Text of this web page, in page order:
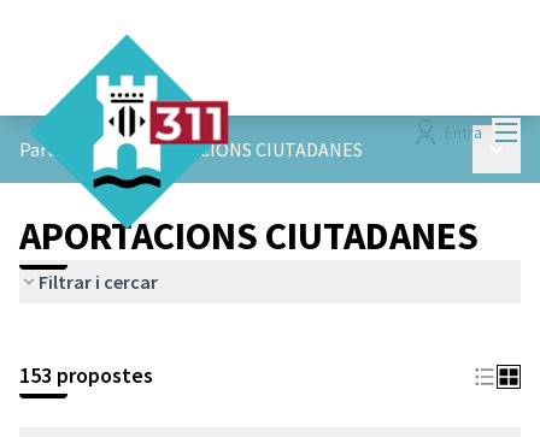
Entra
ParticiPAM! /APORTACIONS CIUTADANES
APORTACIONS CIUTADANES
Filtrar i cercar
153 propostes